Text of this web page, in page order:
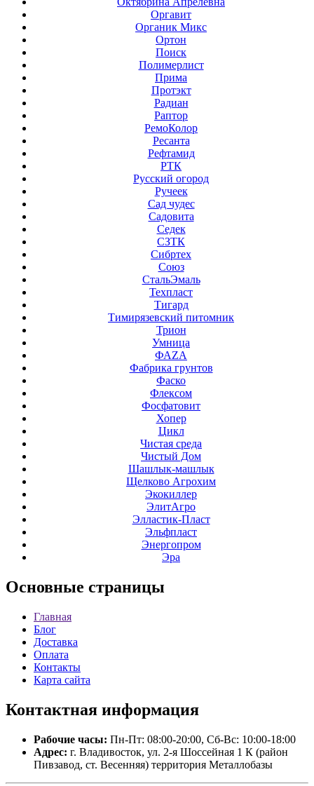
Оргавит
Органик Микс
Ортон
Поиск
Полимерлист
Прима
Протэкт
Радиан
Раптор
РемоКолор
Ресанта
Рефтамид
РТК
Русский огород
Ручеек
Сад чудес
Садовита
Седек
СЗТК
Сибртех
Союз
СтальЭмаль
Техпласт
Тигард
Тимирязевский питомник
Трион
Умница
ФАZА
Фабрика грунтов
Фаско
Флексом
Фосфатовит
Хопер
Цикл
Чистая среда
Чистый Дом
Шашлык-машлык
Щелково Агрохим
Экокиллер
ЭлитАгро
Элластик-Пласт
Эльфпласт
Энергопром
Эра
Основные страницы
Главная
Блог
Доставка
Оплата
Контакты
Карта сайта
Контактная информация
Рабочие часы: Пн-Пт: 08:00-20:00, Сб-Вс: 10:00-18:00
Адрес: г. Владивосток, ул. 2-я Шоссейная 1 К (район
Пивзавод, ст. Весенняя) территория Металлобазы